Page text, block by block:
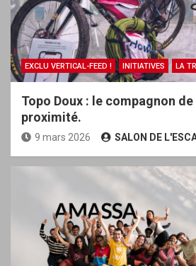
EXCLU VERTICAL-FEED ! INITIATIVES LA
Topo Doux : le compagnon
proximité.
9 mars 2026 SALON DE